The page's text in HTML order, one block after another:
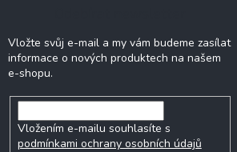
Vložte svůj e-mail a my vám budeme zasílat
informace o nových produktech na našem
e-shopu.
Vložením e-mailu souhlasíte s
podmínkami ochrany osobních údajů